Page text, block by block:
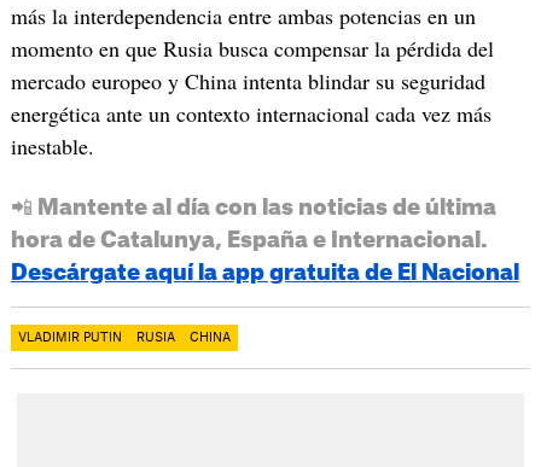
más la interdependencia entre ambas potencias en un
momento en que Rusia busca compensar la pérdida del
mercado europeo y China intenta blindar su seguridad
energética ante un contexto internacional cada vez más
inestable.
📲 Mantente al día con las noticias de última
hora de Catalunya, España e Internacional.
Descárgate aquí la app gratuita de El Nacional
VLADIMIR PUTIN RUSIA CHINA